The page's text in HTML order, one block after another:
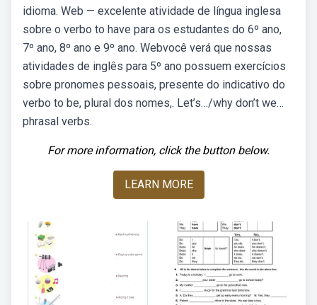
idioma. Web — excelente atividade de língua inglesa
sobre o verbo to have para os estudantes do 6º ano,
7º ano, 8º ano e 9º ano. Webvocê verá que nossas
atividades de inglês para 5º ano possuem exercícios
sobre pronomes pessoais, presente do indicativo do
verbo to be, plural dos nomes,. Let’s…/why don’t we…
phrasal verbs.
For more information, click the button below.
LEARN MORE